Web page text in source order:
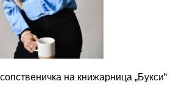
на книжарница „Букси“